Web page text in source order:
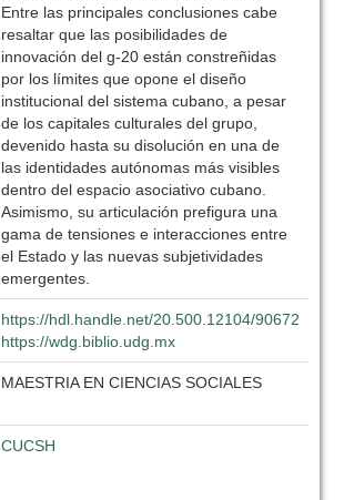
Entre las principales conclusiones cabe
resaltar que las posibilidades de
innovación del g-20 están constreñidas
por los límites que opone el diseño
institucional del sistema cubano, a pesar
de los capitales culturales del grupo,
devenido hasta su disolución en una de
las identidades autónomas más visibles
dentro del espacio asociativo cubano.
Asimismo, su articulación prefigura una
gama de tensiones e interacciones entre
el Estado y las nuevas subjetividades
emergentes.
https://hdl.handle.net/20.500.12104/90672
https://wdg.biblio.udg.mx
MAESTRIA EN CIENCIAS SOCIALES
CUCSH